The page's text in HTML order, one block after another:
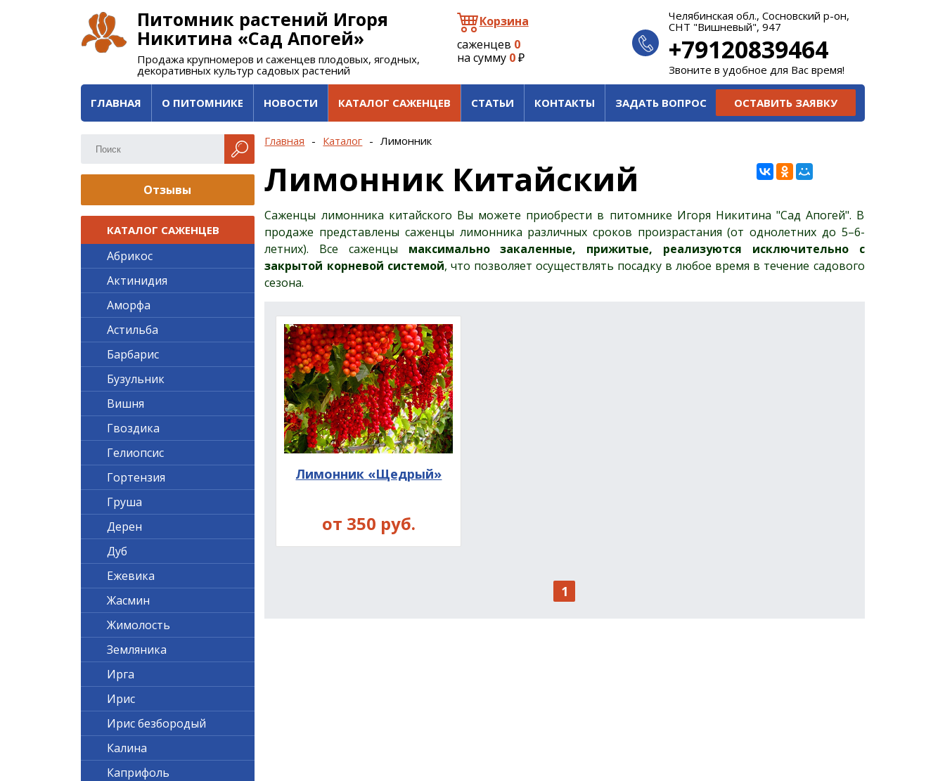
Питомник растений Игоря
Никитина «Сад Апогей»
Продажа крупномеров и саженцев плодовых, ягодных,
декоративных культур садовых растений
Челябинская обл., Сосновский р-он,
СНТ "Вишневый", 947
+79120839464
Звоните в удобное для Вас время!
Корзина
саженцев 0
на сумму 0₽
ГЛАВНАЯ О ПИТОМНИКЕ НОВОСТИ КАТАЛОГ САЖЕНЦЕВ СТАТЬИ КОНТАКТЫ ЗАДАТЬ ВОПРОС ОСТАВИТЬ ЗАЯВКУ
Главная - Каталог - Лимонник
Лимонник Китайский
Саженцы лимонника китайского Вы можете приобрести в питомнике Игоря Никитина "Сад Апогей". В
продаже представлены саженцы лимонника различных сроков произрастания (от однолетних до 5–6-
летних). Все саженцы максимально закаленные, прижитые, реализуются исключительно с
закрытой корневой системой, что позволяет осуществлять посадку в любое время в течение садового
сезона.
Лимонник «Щедрый»
от 350 руб.
1
Отзывы
КАТАЛОГ САЖЕНЦЕВ
Абрикос
Актинидия
Аморфа
Астильба
Барбарис
Бузульник
Вишня
Гвоздика
Гелиопсис
Гортензия
Груша
Дерен
Дуб
Ежевика
Жасмин
Жимолость
Земляника
Ирга
Ирис
Ирис безбородый
Калина
Каприфоль